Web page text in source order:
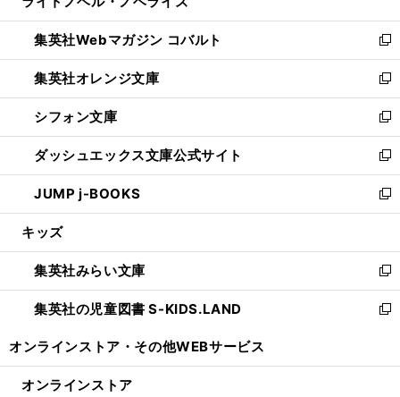
開
く
ウ
で
開
く
ン
ド
ウ
で
開
く
ウ
ィ
ン
ド
ウ
で
開
く
集英社Webマガジン コバルト
新
し
い
ウ
ィ
ン
ド
ウ
で
開
集英社オレンジ文庫
新
し
い
ウ
ィ
ン
ド
ウ
開
く
シフォン文庫
新
し
い
ウ
ィ
ン
ウ
で
開
く
ダッシュエックス文庫公式サイト
新
し
い
ウ
ン
ド
ウ
で
JUMP j-BOOKS
新
し
ウ
ィ
ン
ド
開
キッズ
集英社みらい文庫
新
し
い
ン
集英社の児童図書 S-KIDS.LAND
新
ウ
オンラインストア・ その他WEBサービス
オンラインストア